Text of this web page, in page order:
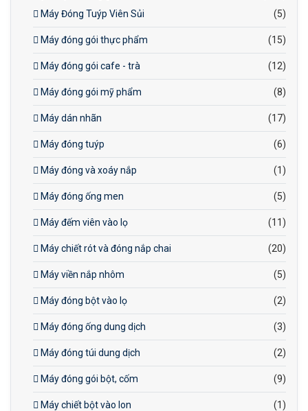
Máy Đóng Tuýp Viên Sủi
(5)
Máy đóng gói thực phẩm (15)
Máy đóng gói cafe - trà (12)
Máy đóng gói mỹ phẩm (8)
Máy dán nhãn (17)
Máy đóng tuýp (6)
Máy đóng và xoáy nắp (1)
Máy đóng ống men (5)
Máy đếm viên vào lọ (11)
Máy chiết rót và đóng nắp chai (20)
Máy viền nắp nhôm (5)
Máy đóng bột vào lọ (2)
Máy đóng ống dung dịch (3)
Máy đóng túi dung dịch (2)
Máy đóng gói bột, cốm (9)
Máy chiết bột vào lon (1)